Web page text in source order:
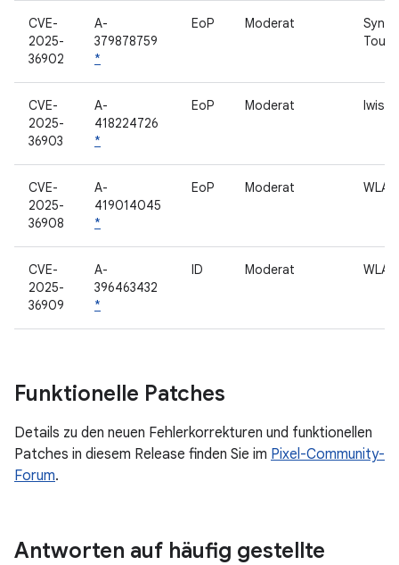
CVE-
2025-
36902
A-
379878759
*
EoP Moderat
CVE-
2025-
36903
A-
418224726
*
EoP Moderat lwis
CVE-
2025-
36908
A-
419014045
*
EoP Moderat WLAN
CVE-
2025-
36909
A-
396463432
*
ID Moderat WLAN
Funktionelle Patches
Details zu den neuen Fehlerkorrekturen und funktionellen
Patches in diesem Release finden Sie im Pixel-Community-
Forum.
Antworten auf häufig gestellte